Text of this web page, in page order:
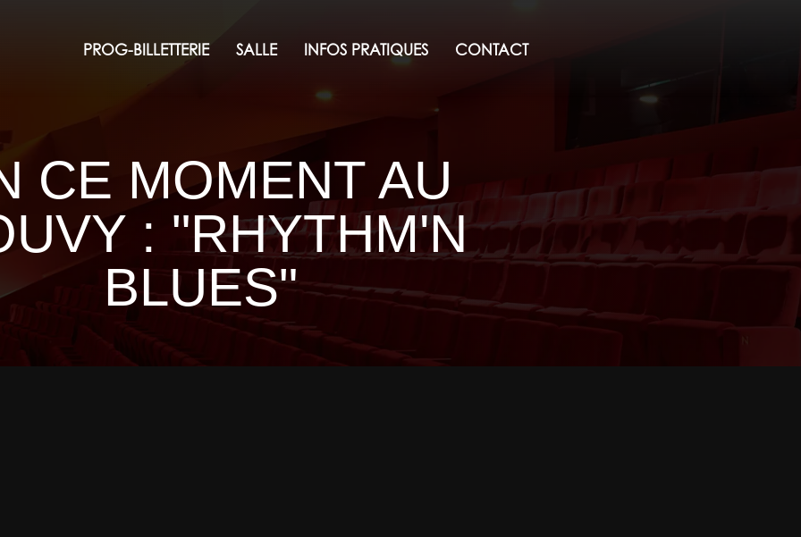
CE MOMENT AU
: "RHYTHM'N
BLUES"
PROG-BILLETTERIE SALLE INFOS PRATIQUES CONTACT